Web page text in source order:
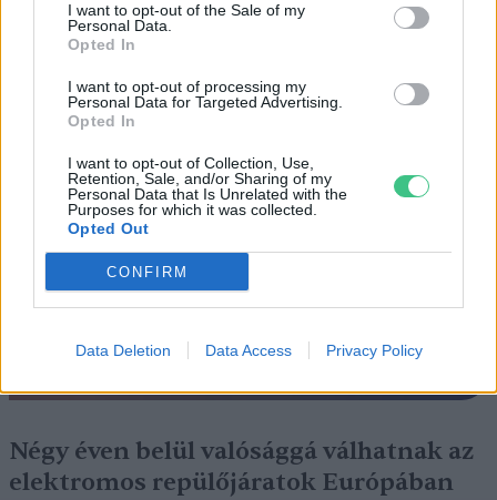
I want to opt-out of the Sale of my
Personal Data.
Opted In
I want to opt-out of processing my
Personal Data for Targeted Advertising.
Opted In
I want to opt-out of Collection, Use,
Retention, Sale, and/or Sharing of my
Personal Data that Is Unrelated with the
Purposes for which it was collected.
Opted Out
CONFIRM
Data Deletion Data Access Privacy Policy
Szedd magad őszibarack: itt vannak
a legjobb lelőhelyek!
SZEMLE
Négy éven belül valósággá válhatnak az
elektromos repülőjáratok Európában